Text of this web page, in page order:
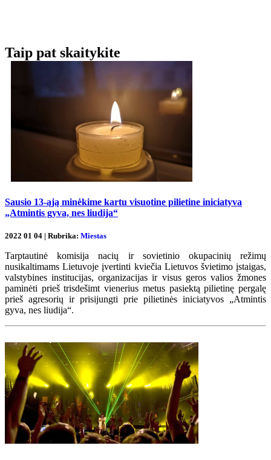
Taip pat skaitykite
Sausio 13-ąją minėkime kartu visuotine pilietine iniciatyva
„Atmintis gyva, nes liudija“
2022 01 04 | Rubrika: Miestas
Tarptautinė komisija nacių ir sovietinio okupacinių režimų
nusikaltimams Lietuvoje įvertinti kviečia Lietuvos švietimo įstaigas,
valstybines institucijas, organizacijas ir visus geros valios žmones
paminėti prieš trisdešimt vienerius metus pasiektą pilietinę pergalę
prieš agresorių ir prisijungti prie pilietinės iniciatyvos „Atmintis
gyva, nes liudija“.